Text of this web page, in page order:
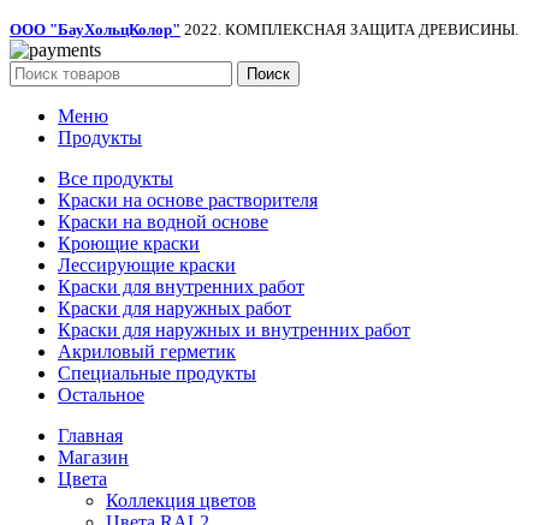
ООО "БауХольцКолор" 2022. КОМПЛЕКСНАЯ ЗАЩИТА ДРЕВИСИНЫ.
Поиск
Меню
Продукты
Все продукты
Краски на основе растворителя
Краски на водной основе
Кроющие краски
Лессирующие краски
Краски для внутренних работ
Краски для наружных работ
Краски для наружных и внутренних работ
Акриловый герметик
Специальные продукты
Остальное
Главная
Магазин
Цвета
Коллекция цветов